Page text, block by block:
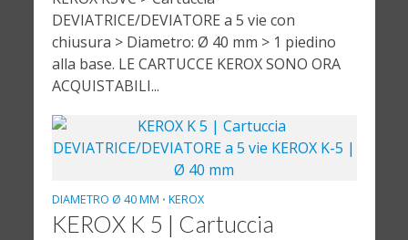
DEVIATRICE/DEVIATORE a 5 vie con
chiusura > Diametro: Ø 40 mm > 1 piedino
alla base. LE CARTUCCE KEROX SONO ORA
ACQUISTABILI...
DIAMETRO Ø 40 MM • KEROX
KEROX K 5 | Cartuccia